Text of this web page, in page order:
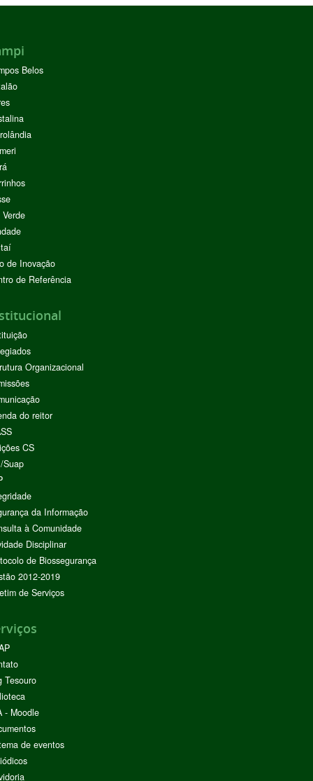
Belos
de Inovação
de Referência
Organizacional
do reitor
CS
Suap
da Informação
à Comunidade
Disciplinar
de Biossegurança
2012-2019
de Serviços
Tesouro
- Moodle
de eventos